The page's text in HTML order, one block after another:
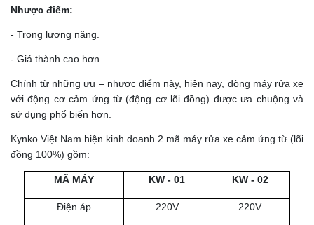
Nhược điểm:
- Trọng lượng nặng.
- Giá thành cao hơn.
Chính từ những ưu – nhược điểm này, hiện nay, dòng máy rửa xe
với động cơ cảm ứng từ (động cơ lõi đồng) được ưa chuộng và
sử dụng phổ biến hơn.
Kynko Việt Nam hiện kinh doanh 2 mã máy rửa xe cảm ứng từ (lõi
đồng 100%) gồm:
MÃ MÁY KW - 01 KW - 02
Điện áp 220V 220V